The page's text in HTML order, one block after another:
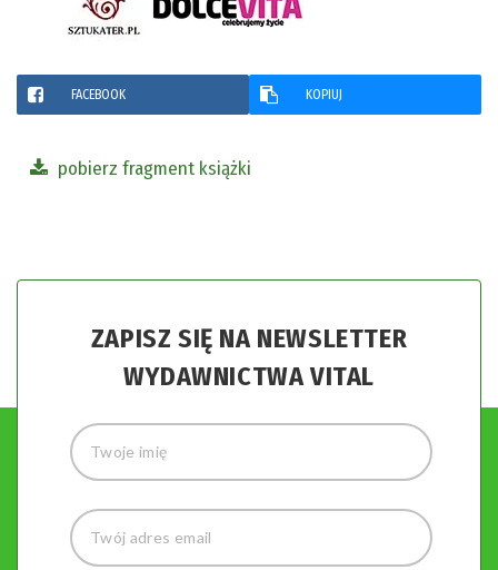
FACEBOOK KOPIUJ
pobierz fragment książki
ZAPISZ SIĘ NA NEWSLETTER
WYDAWNICTWA VITAL